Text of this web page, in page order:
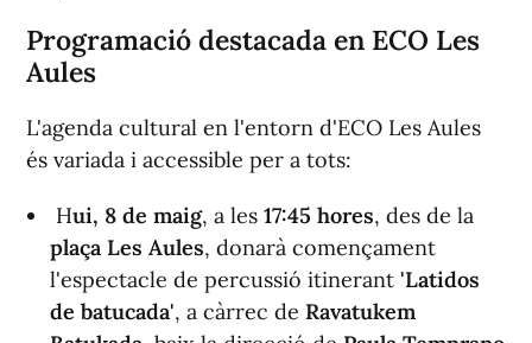
Programació destacada en ECO Les
Aules
L'agenda cultural en l'entorn d'ECO Les Aules
és variada i accessible per a tots:
Hui, 8 de maig, a les 17:45 hores, des de la
plaça Les Aules, donarà començament
l'espectacle de percussió itinerant 'Latidos
de batucada', a càrrec de Ravatukem